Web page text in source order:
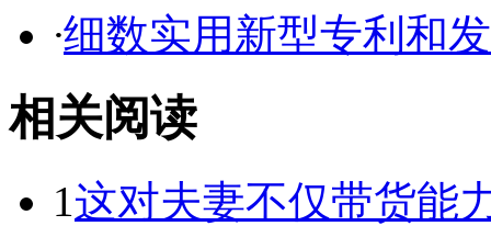
·细数实用新型专利和
相关阅读
1这对夫妻不仅带货能